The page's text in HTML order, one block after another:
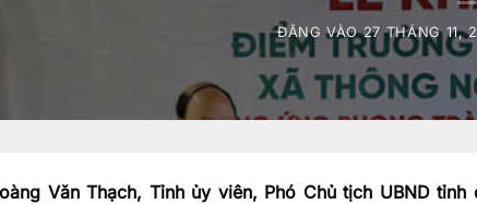
ĐĂNG VÀO27 THÁNG 11,
Văn Thạch, Tỉnh ủy viên, Phó Chủ tịch UBND